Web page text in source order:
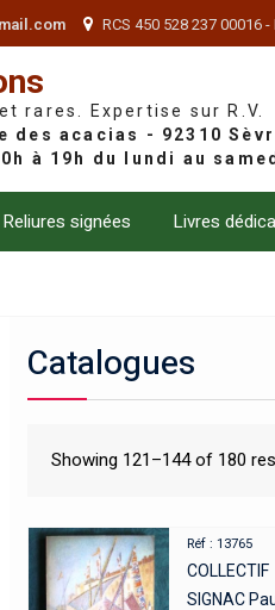
RCS 450 528 237 00016
rares. Expertise sur R.V.
Reliures signées Livres
Catalogues
Showing 121–144 of 180
Réf : 13765
COLLECTIF
SIGNAC